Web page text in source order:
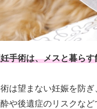
手術は、メスと暮ら
は望まない妊娠を防
や後遺症のリスクなど